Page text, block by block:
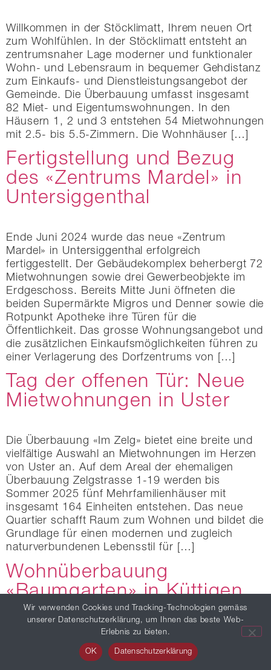
Willkommen in der Stöcklimatt, Ihrem neuen Ort
zum Wohlfühlen. In der Stöcklimatt entsteht an
zentrumsnaher Lage moderner und funktionaler
Wohn- und Lebensraum in bequemer Gehdistanz
zum Einkaufs- und Dienstleistungsangebot der
Gemeinde. Die Überbauung umfasst insgesamt
82 Miet- und Eigentumswohnungen. In den
Häusern 1, 2 und 3 entstehen 54 Mietwohnungen
mit 2.5- bis 5.5-Zimmern. Die Wohnhäuser […]
Fertigstellung und Bezug
des «Zentrums Mardel» in
Untersiggenthal
Ende Juni 2024 wurde das neue «Zentrum
Mardel» in Untersiggenthal erfolgreich
fertiggestellt. Der Gebäudekomplex beherbergt 72
Mietwohnungen sowie drei Gewerbeobjekte im
Erdgeschoss. Bereits Mitte Juni öffneten die
beiden Supermärkte Migros und Denner sowie die
Rotpunkt Apotheke ihre Türen für die
Öffentlichkeit. Das grosse Wohnungsangebot und
die zusätzlichen Einkaufsmöglichkeiten führen zu
einer Verlagerung des Dorfzentrums von […]
Tag der offenen Tür: Neue
Mietwohnungen in Uster
Die Überbauung «Im Zelg» bietet eine breite und
vielfältige Auswahl an Mietwohnungen im Herzen
von Uster an. Auf dem Areal der ehemaligen
Überbauung Zelgstrasse 1-19 werden bis
Sommer 2025 fünf Mehrfamilienhäuser mit
insgesamt 164 Einheiten entstehen. Das neue
Quartier schafft Raum zum Wohnen und bildet die
Grundlage für einen modernen und zugleich
naturverbundenen Lebensstil für […]
Wohnüberbauung
«Baumgarten» in Küttigen
fertiggestellt
An privilegierter Lage in Küttigen entstand in den
letzten 2.5 Jahren das nachhaltige und moderne
Wir verwenden Cookies und Tracking-Technologien gemäss
unserer Datenschutzerklärung, um Ihnen das beste Web-
Erlebnis zu bieten.
OK Datenschutzerklärung